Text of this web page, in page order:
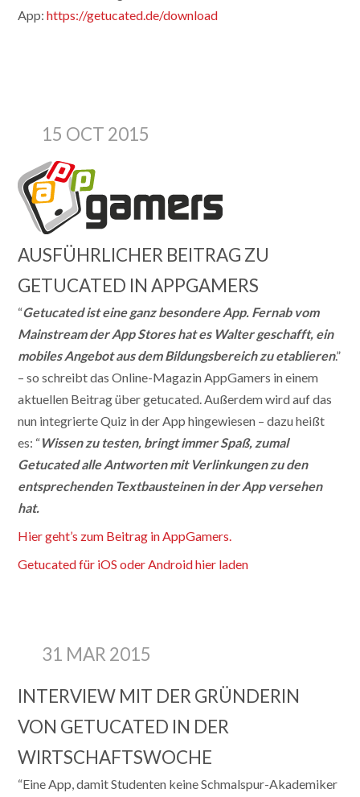
App:https://getucated.de/download
15 OCT 2015
AUSFÜHRLICHER BEITRAG ZU
GETUCATED IN APPGAMERS
“Getucated ist eine ganz besondere App. Fernab vom
Mainstream der App Stores hat es Walter geschafft, ein
mobiles Angebot aus dem Bildungsbereich zu etablieren.”
– so schreibt das Online-Magazin AppGamers in einem
aktuellen Beitrag über getucated. Außerdem wird auf das
nun integrierte Quiz in der App hingewiesen – dazu heißt
es: “Wissen zu testen, bringt immer Spaß, zumal
Getucated alle Antworten mit Verlinkungen zu den
entsprechenden Textbausteinen in der App versehen
hat.
Hier geht’s zum Beitrag in AppGamers.
Getucated für iOS oder Android hier laden
31 MAR 2015
INTERVIEW MIT DER GRÜNDERIN
VON GETUCATED IN DER
WIRTSCHAFTSWOCHE
“Eine App, damit Studenten keine Schmalspur-Akademiker